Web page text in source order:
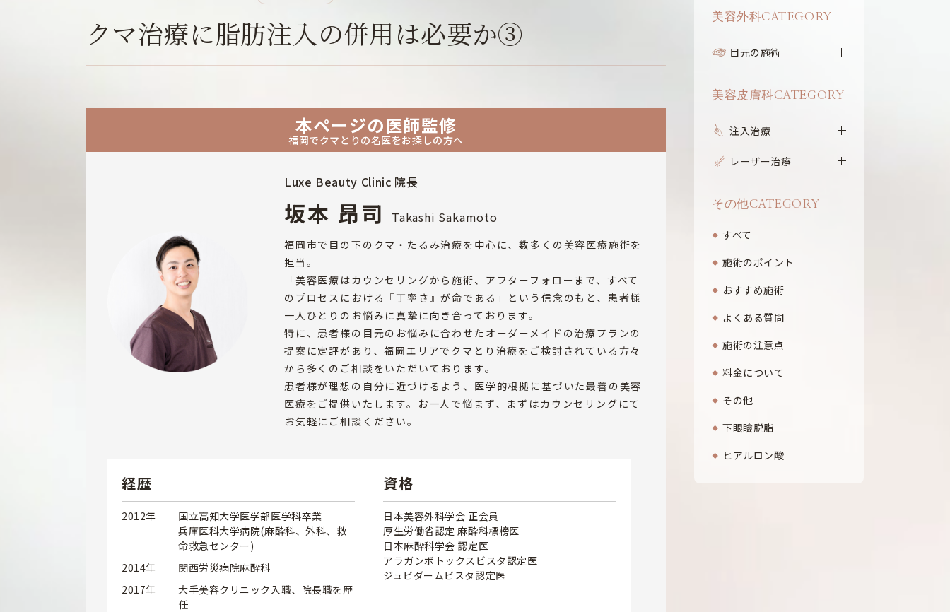
クマ治療に脂肪注入の併用は必要か③
本ページの医師監修
福岡でクマとりの名医をお探しの方へ
Luxe Beauty Clinic 院長
坂本 昂司 Takashi Sakamoto
福岡市で目の下のクマ・たるみ治療を中心に、数多くの美容医療施術を
担当。
「美容医療はカウンセリングから施術、アフターフォローまで、すべて
のプロセスにおける『丁寧さ』が命である」という信念のもと、患者様
一人ひとりのお悩みに真摯に向き合っております。
特に、患者様の目元のお悩みに合わせたオーダーメイドの治療プランの
提案に定評があり、福岡エリアでクマとり治療をご検討されている方々
から多くのご相談をいただいております。
患者様が理想の自分に近づけるよう、医学的根拠に基づいた最善の美容
医療をご提供いたします。お一人で悩まず、まずはカウンセリングにて
お気軽にご相談ください。
経歴
2012年
国立高知大学医学部医学科卒業
兵庫医科大学病院(麻酔科、外科、救
命救急センター)
2014年
関西労災病院麻酔科
2017年
大手美容クリニック入職、院長職を歴
任
資格
日本美容外科学会 正会員
厚生労働省認定 麻酔科標榜医
日本麻酔科学会 認定医
アラガンボトックスビスタ認定医
ジュビダームビスタ認定医
美容外科CATEGORY
目元の施術
美容皮膚科CATEGORY
注入治療
レーザー治療
その他CATEGORY
すべて
施術のポイント
おすすめ施術
よくある質問
施術の注意点
料金について
その他
下眼瞼脱脂
ヒアルロン酸